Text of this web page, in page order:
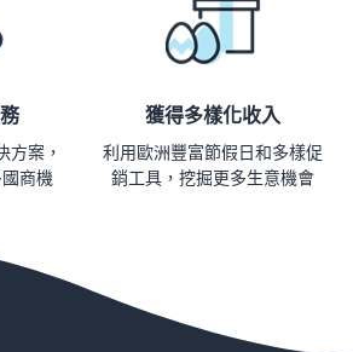
方案，
商機
獲得多樣化收入
利用歐洲豐富節假日和多樣促
銷工具，挖掘更多生意機會